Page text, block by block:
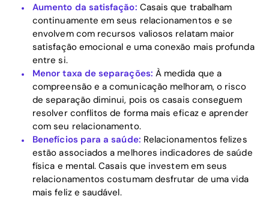
Aumento da satisfação: Casais que trabalham
continuamente em seus relacionamentos e se
envolvem com recursos valiosos relatam maior
satisfação emocional e uma conexão mais profunda
entre si.
Menor taxa de separações: À medida que a
compreensão e a comunicação melhoram, o risco
de separação diminui, pois os casais conseguem
resolver conflitos de forma mais eficaz e aprender
com seu relacionamento.
Benefícios para a saúde: Relacionamentos felizes
estão associados a melhores indicadores de saúde
física e mental. Casais que investem em seus
relacionamentos costumam desfrutar de uma vida
mais feliz e saudável.